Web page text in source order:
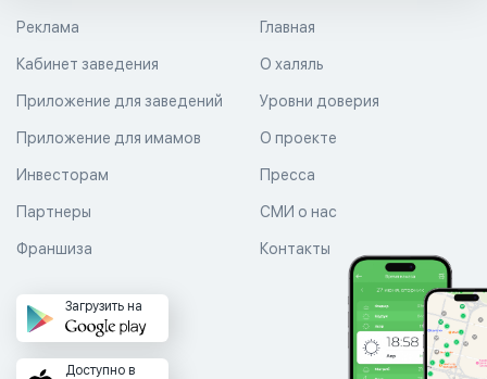
Главная
О халяль
Уровни доверия
Реклама
Кабинет заведения
Приложение для заведений
Приложение для имамов О проекте
Пресса
СМИ о нас
Контакты
Инвесторам
Партнеры
Франшиза
Загрузить на
Доступно в